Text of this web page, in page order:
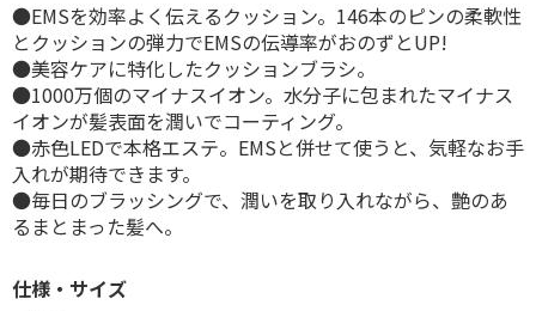
●EMSを効率よく伝えるクッション。146本のピンの柔軟性
とクッションの弾力でEMSの伝導率がおのずとUP!
●美容ケアに特化したクッションブラシ。
●1000万個のマイナスイオン。水分子に包まれたマイナス
イオンが髪表面を潤いでコーティング。
●赤色LEDで本格エステ。EMSと併せて使うと、気軽なお手
入れが期待できます。
●毎日のブラッシングで、潤いを取り入れながら、艶のあ
るまとまった髪へ。
仕様・サイズ